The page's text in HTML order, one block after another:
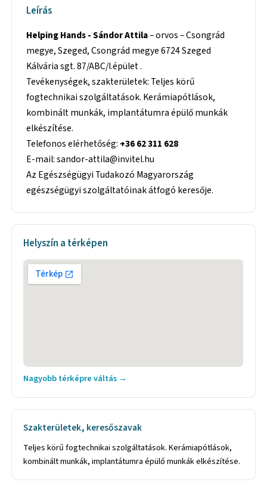
Leírás
Helping Hands - Sándor Attila– orvos – Csongrád
megye, Szeged, Csongrád megye 6724 Szeged
Kálvária sgt. 87/ABC/I.épület .
Tevékenységek, szakterületek: Teljes körű
fogtechnikai szolgáltatások. Kerámiapótlások,
kombinált munkák, implantátumra épülő munkák
elkészítése.
Telefonos elérhetőség: +36 62 311 628
E-mail: sandor-attila@invitel.hu
Az Egészségügyi Tudakozó Magyarország
egészségügyi szolgáltatóinak átfogó keresője.
Helyszín a térképen
Nagyobb térképre váltás →
Szakterületek, keresőszavak
Teljes körű fogtechnikai szolgáltatások. Kerámiapótlások,
kombinált munkák, implantátumra épülő munkák elkészítése.